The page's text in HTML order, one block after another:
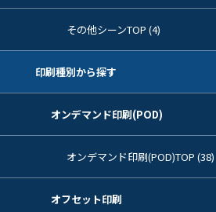
その他シーンTOP (4)
印刷種別から探す
オンデマンド印刷(POD)
オンデマンド印刷(POD)TOP (38)
オフセット印刷